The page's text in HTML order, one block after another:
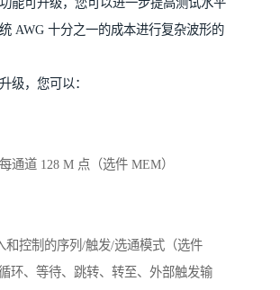
能可升级，您可以进一步提高测试水平
AWG 十分之一的成本进行复杂波形的
级，您可以：
通道 128 M 点（选件 MEM）
和控制的序列/触发/选通模式（选件
环、等待、跳转、转至、外部触发输